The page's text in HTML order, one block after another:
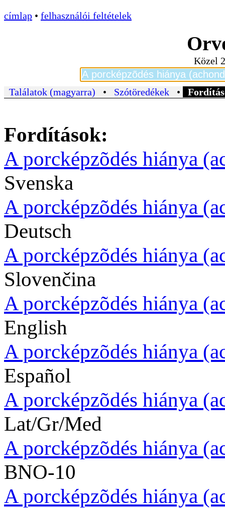
címlap • felhasználói feltételek
Közel
Találatok (magyarra) • Szótöredékek •
Fordítások:
A porcképzõdés hiánya
Svenska
A porcképzõdés hiánya
Deutsch
A porcképzõdés hiánya
Slovenčina
A porcképzõdés hiánya
English
A porcképzõdés hiánya
Español
A porcképzõdés hiánya
Lat/Gr/Med
A porcképzõdés hiánya
BNO-10
A porcképzõdés hiánya